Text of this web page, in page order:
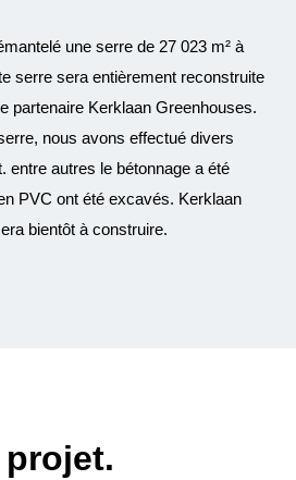
une serre de 27 023 m² à
serre sera entièrement reconstruite
partenaire Kerklaan Greenhouses.
nous avons effectué divers
entre autres le bétonnage a été
PVC ont été excavés. Kerklaan
bientôt à construire.